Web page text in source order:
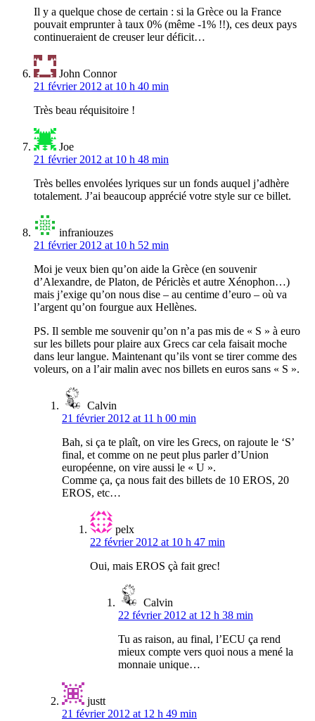
Il y a quelque chose de certain : si la Grèce ou la France
pouvait emprunter à taux 0% (même -1% !!), ces deux pays
continueraient de creuser leur déficit…
John Connor
21 février 2012 at 10 h 40 min
Très beau réquisitoire !
Joe
21 février 2012 at 10 h 48 min
Très belles envolées lyriques sur un fonds auquel j’adhère
totalement. J’ai beaucoup apprécié votre style sur ce billet.
infraniouzes
21 février 2012 at 10 h 52 min
Moi je veux bien qu’on aide la Grèce (en souvenir
d’Alexandre, de Platon, de Périclès et autre Xénophon…)
mais j’exige qu’on nous dise – au centime d’euro – où va
l’argent qu’on fourgue aux Hellènes.
PS. Il semble me souvenir qu’on n’a pas mis de « S » à euro
sur les billets pour plaire aux Grecs car cela faisait moche
dans leur langue. Maintenant qu’ils vont se tirer comme des
voleurs, on a l’air malin avec nos billets en euros sans « S ».
Calvin
21 février 2012 at 11 h 00 min
Bah, si ça te plaît, on vire les Grecs, on rajoute le ‘S’
final, et comme on ne peut plus parler d’Union
européenne, on vire aussi le « U ».
Comme ça, ça nous fait des billets de 10 EROS, 20
EROS, etc…
pelx
22 février 2012 at 10 h 47 min
Oui, mais EROS çà fait grec!
Calvin
22 février 2012 at 12 h 38 min
Tu as raison, au final, l’ECU ça rend
mieux compte vers quoi nous a mené la
monnaie unique…
justt
21 février 2012 at 12 h 49 min